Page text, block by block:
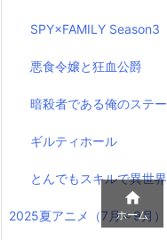
SPY×FAMILY Season3
悪食令嬢と狂血公爵
暗殺者である俺のステ
ギルティホール
とんでもスキルで異世
2025夏アニメ（7月～9月）

ホーム